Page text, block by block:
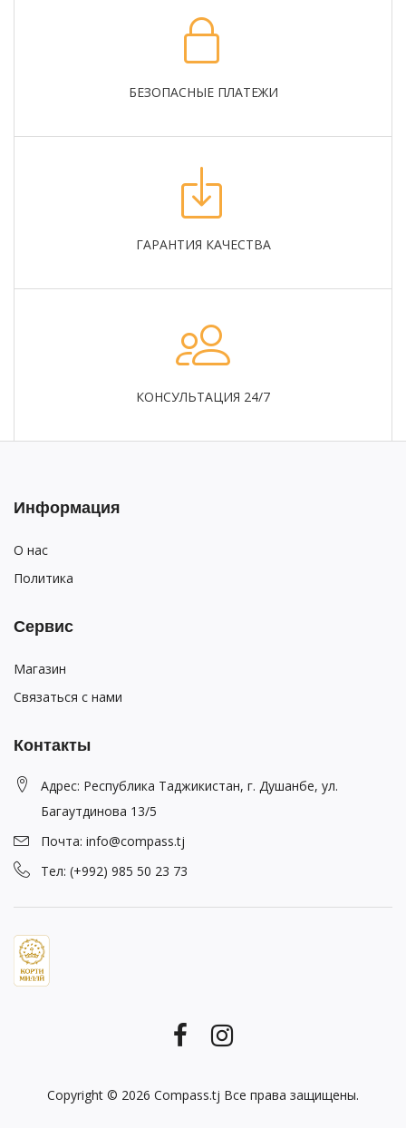
БЕЗОПАСНЫЕ ПЛАТЕЖИ
ГАРАНТИЯ КАЧЕСТВА
КОНСУЛЬТАЦИЯ 24/7
Информация
О нас
Политика
Сервис
Магазин
Связаться с нами
Контакты
Адрес: Республика Таджикистан, г. Душанбе, ул.
Багаутдинова 13/5
Почта: info@compass.tj
Тел: (+992) 985 50 23 73
Copyright © 2026 Compass.tj Все права защищены.